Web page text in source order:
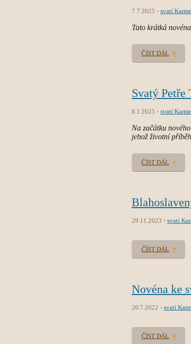
7.7.2025 svatí
Tato krátká
ČÍST DÁL
Svatý Petře
8.1.2025 svatí
Na začátku
jehož životní
ČÍST DÁL
29.11.2023 svatí
ČÍST DÁL
Novéna ke
20.7.2022 svatí
ČÍST DÁL